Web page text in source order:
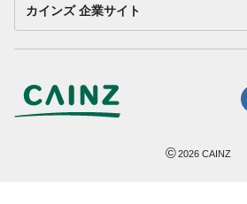
カインズ 企業サイト
©2026 CAINZ